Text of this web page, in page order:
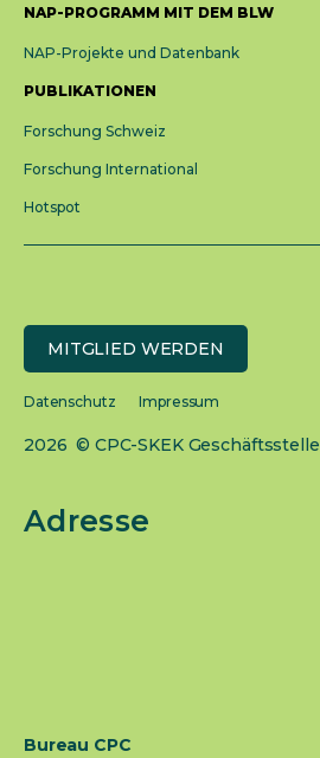
NAP-PROGRAMM MIT DEM BLW
NAP-Projekte und Datenbank
PUBLIKATIONEN
Forschung Schweiz
Forschung International
Hotspot
MITGLIED WERDEN
Datenschutz Impressum
2026 © CPC-SKEK Geschäftsstelle
Adresse
Bureau CPC